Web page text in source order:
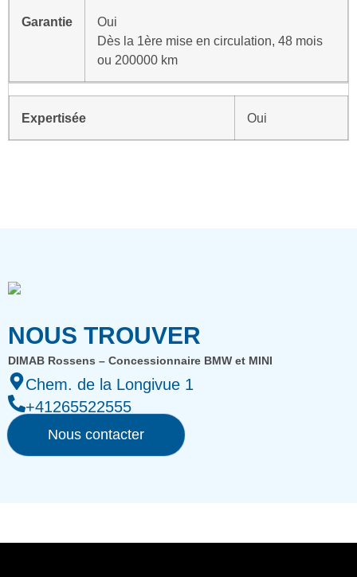
Garantie
Oui
Dès la 1ère mise en circulation, 48 mois
ou 200000 km
Expertisée Oui
NOUS TROUVER
DIMAB Rossens – Concessionnaire BMW et MINI
Chem. de la Longivue 1
+41265522555
Nous contacter